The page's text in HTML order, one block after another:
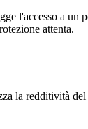
l'accesso a un
attenta.
la redditività del